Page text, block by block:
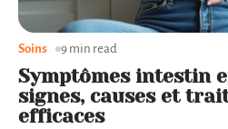
Symptômes intestin
signes, causes et
efficaces
Soins 9 min read